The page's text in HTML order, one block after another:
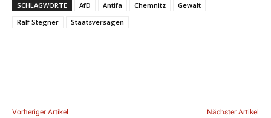
SCHLAGWORTE AfD Antifa Chemnitz
Gewalt
Ralf Stegner
Staatsversagen
Vorheriger Artikel Nächster Artikel